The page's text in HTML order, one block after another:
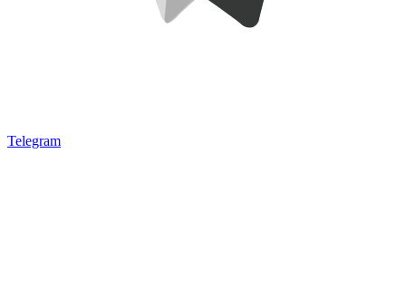
Telegram